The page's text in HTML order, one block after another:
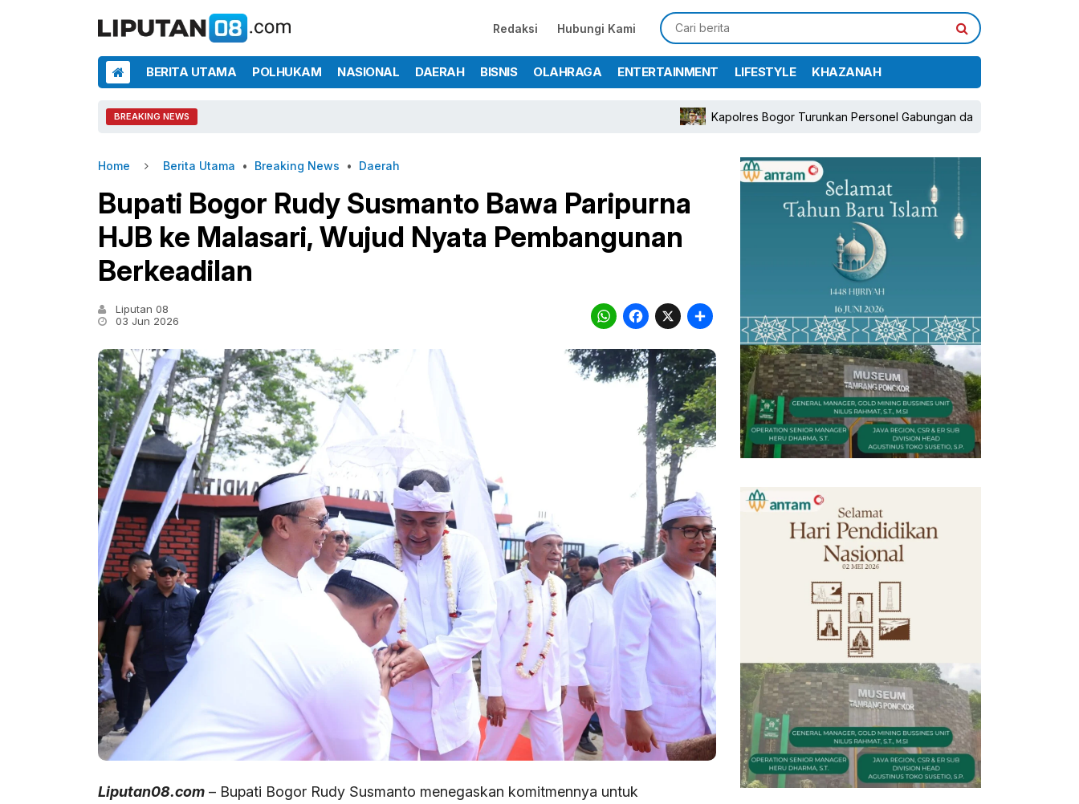
Redaksi Hubungi Kami
BERITA UTAMA POLHUKAM NASIONAL DAERAH BISNIS OLAHRAGA ENTERTAINMENT LIFESTYLE KHAZANAH
BREAKING NEWS Kapolres Bogor Turunkan Personel Gabungan dan Brimob, Prioritaskan
Home Berita Utama • Breaking News • Daerah
Bupati Bogor Rudy Susmanto Bawa Paripurna
HJB ke Malasari, Wujud Nyata Pembangunan
Berkeadilan
Liputan 08
03 Jun 2026
WhatsApp
Facebook
X Share
Liputan08.com – Bupati Bogor Rudy Susmanto menegaskan komitmennya untuk